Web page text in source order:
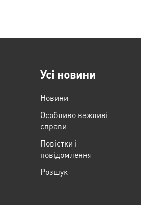
Усі новини
Новини
Особливо важливі
справи
Повістки і
повідомлення
Розшук